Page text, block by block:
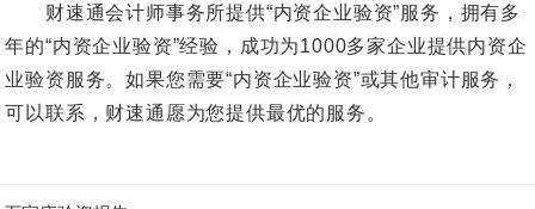
财速通会计师事务所提供“内资企业验资”服务，拥有多
年的“内资企业验资”经验，成功为1000多家企业提供内资企
业验资服务。如果您需要“内资企业验资”或其他审计服务，
可以联系，财速通愿为您提供最优的服务。